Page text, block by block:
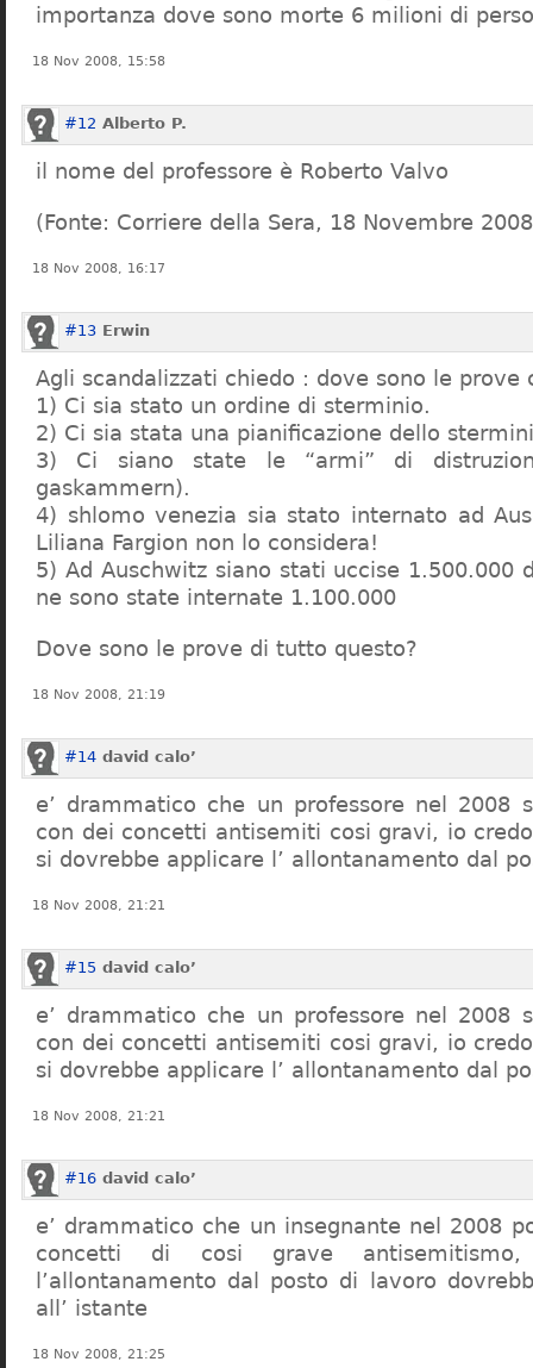
importanza dove sono morte 6 milioni di
18 Nov 2008, 15:58
#12 Alberto P.
il nome del professore è Roberto Valvo
(Fonte: Corriere della Sera, 18 Novembre
18 Nov 2008, 16:17
#13 Erwin
Agli scandalizzati chiedo : dove sono le prove
1) Ci sia stato un ordine di sterminio.
2) Ci sia stata una pianificazione dello
3) Ci siano state le “armi” di
gaskammern).
4) shlomo venezia sia stato internato ad
Liliana Fargion non lo considera!
5) Ad Auschwitz siano stati uccise 1.500.000
ne sono state internate 1.100.000
Dove sono le prove di tutto questo?
18 Nov 2008, 21:19
#14 david calo’
e’ drammatico che un professore nel 2008
con dei concetti antisemiti cosi gravi, io
si dovrebbe applicare l’ allontanamento dal
18 Nov 2008, 21:21
#15 david calo’
e’ drammatico che un professore nel 2008
con dei concetti antisemiti cosi gravi, io
si dovrebbe applicare l’ allontanamento dal
18 Nov 2008, 21:21
#16 david calo’
e’ drammatico che un insegnante nel 2008
concetti di cosi grave
l’allontanamento dal posto di lavoro
all’ istante
18 Nov 2008, 21:25